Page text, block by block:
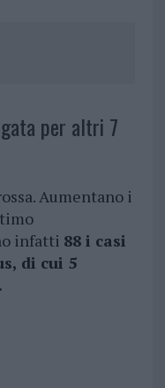
per altri 7
Aumentano i
infatti 88 i casi
di cui 5